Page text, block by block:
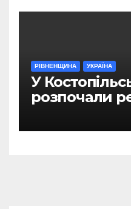
РІВНЕНЩИНА УКРАЇНА
У
розпочали